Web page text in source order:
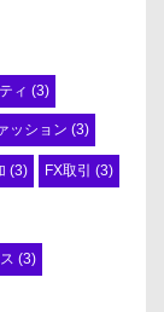
ィ (3)
ッション (3)
(3) FX取引 (3)
(3)